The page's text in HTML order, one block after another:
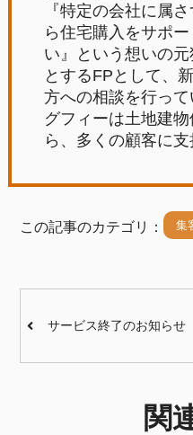
『特定の会社に属
ら住宅購入をサポ
い』という想いの
とするFPとして、
方への相談を行っ
グフィーは土地建
ら、多くの顧客に支
この記事のカテゴリ： 集
サービス終了のお知らせ
関